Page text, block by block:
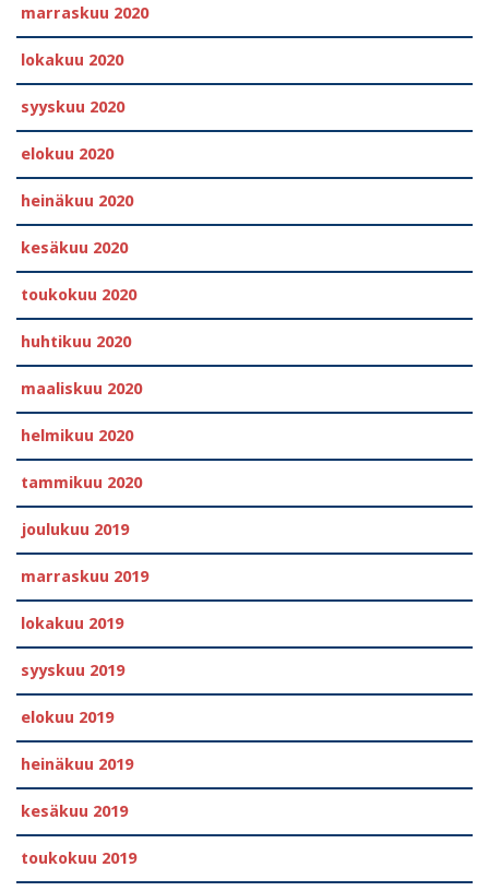
marraskuu 2020
lokakuu 2020
syyskuu 2020
elokuu 2020
heinäkuu 2020
kesäkuu 2020
toukokuu 2020
huhtikuu 2020
maaliskuu 2020
helmikuu 2020
tammikuu 2020
joulukuu 2019
marraskuu 2019
lokakuu 2019
syyskuu 2019
elokuu 2019
heinäkuu 2019
kesäkuu 2019
toukokuu 2019